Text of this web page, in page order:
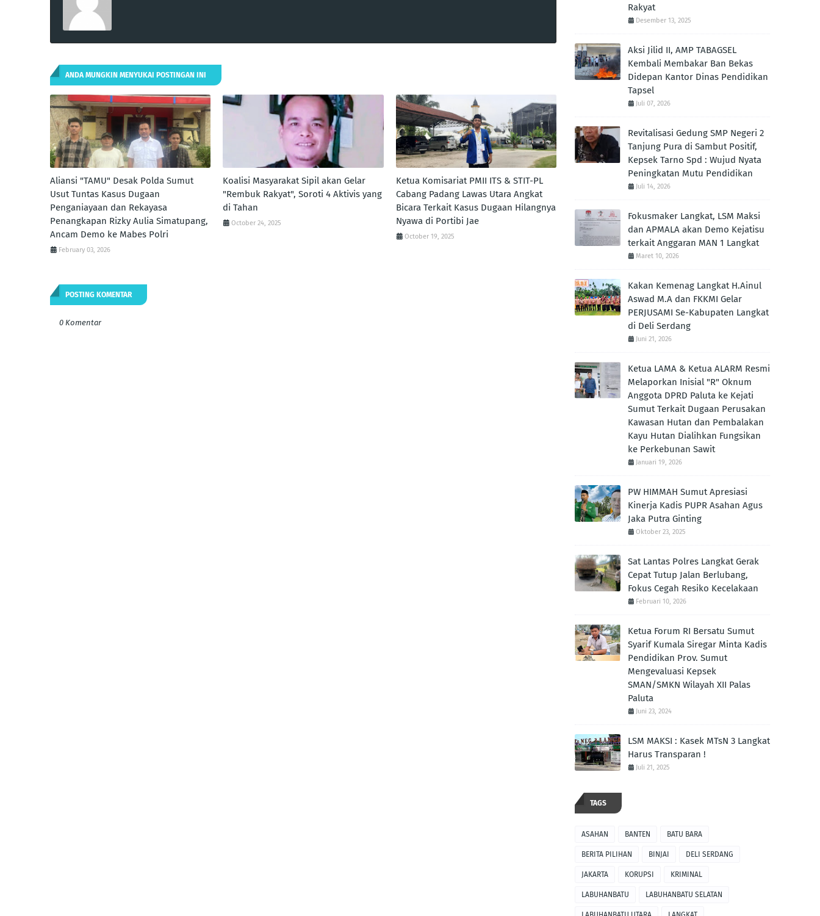
ANDA MUNGKIN MENYUKAI POSTINGAN INI
Aliansi "TAMU" Desak Polda Sumut
Usut Tuntas Kasus Dugaan
Penganiayaan dan Rekayasa
Penangkapan Rizky Aulia Simatupang,
Ancam Demo ke Mabes Polri
February 03, 2026
Koalisi Masyarakat Sipil akan Gelar
"Rembuk Rakyat", Soroti 4 Aktivis yang
di Tahan
October 24, 2025
Ketua Komisariat PMII ITS & STIT-PL
Cabang Padang Lawas Utara Angkat
Bicara Terkait Kasus Dugaan Hilangnya
Nyawa di Portibi Jae
October 19, 2025
POSTING KOMENTAR
0 Komentar
Rakyat
Desember 13, 2025
Aksi Jilid II, AMP TABAGSEL
Kembali Membakar Ban Bekas
Didepan Kantor Dinas Pendidikan
Tapsel
Juli 07, 2026
Revitalisasi Gedung SMP Negeri 2
Tanjung Pura di Sambut Positif,
Kepsek Tarno Spd : Wujud Nyata
Peningkatan Mutu Pendidikan
Juli 14, 2026
Fokusmaker Langkat, LSM Maksi
dan APMALA akan Demo Kejatisu
terkait Anggaran MAN 1 Langkat
Maret 10, 2026
Kakan Kemenag Langkat H.Ainul
Aswad M.A dan FKKMI Gelar
PERJUSAMI Se-Kabupaten Langkat
di Deli Serdang
Juni 21, 2026
Ketua LAMA & Ketua ALARM Resmi
Melaporkan Inisial "R" Oknum
Anggota DPRD Paluta ke Kejati
Sumut Terkait Dugaan Perusakan
Kawasan Hutan dan Pembalakan
Kayu Hutan Dialihkan Fungsikan
ke Perkebunan Sawit
Januari 19, 2026
PW HIMMAH Sumut Apresiasi
Kinerja Kadis PUPR Asahan Agus
Jaka Putra Ginting ‎
Oktober 23, 2025
Sat Lantas Polres Langkat Gerak
Cepat Tutup Jalan Berlubang,
Fokus Cegah Resiko Kecelakaan
Februari 10, 2026
Ketua Forum RI Bersatu Sumut
Syarif Kumala Siregar Minta Kadis
Pendidikan Prov. Sumut
Mengevaluasi Kepsek
SMAN/SMKN Wilayah XII Palas
Paluta
Juni 23, 2024
LSM MAKSI : Kasek MTsN 3 Langkat
Harus Transparan !
Juli 21, 2025
TAGS
ASAHAN BANTEN BATU BARA
BERITA PILIHAN BINJAI DELI SERDANG
JAKARTA KORUPSI KRIMINAL
LABUHANBATU LABUHANBATU SELATAN